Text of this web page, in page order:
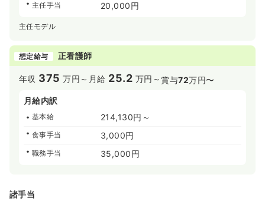
主任手当 20,000円
主任モデル
想定給与 正看護師
年収 375 万円～ 月給 25.2 万円～賞与72万円〜
月給内訳
基本給 214,130円～
食事手当 3,000円
職務手当 35,000円
諸手当